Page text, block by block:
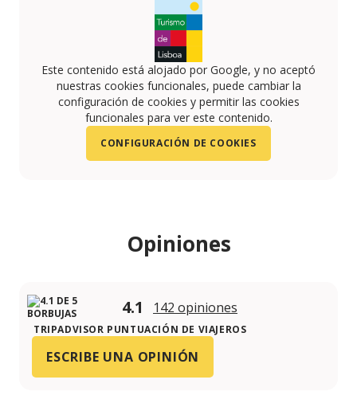
Este contenido está alojado por Google, y no aceptó
nuestras cookies funcionales, puede cambiar la
configuración de cookies y permitir las cookies
funcionales para ver este contenido.
CONFIGURACIÓN DE COOKIES
Opiniones
4.1 142 opiniones
TRIPADVISOR PUNTUACIÓN DE VIAJEROS
ESCRIBE UNA OPINIÓN